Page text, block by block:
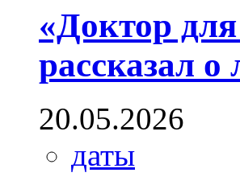
«Доктор
рассказал
20.05.2026
даты